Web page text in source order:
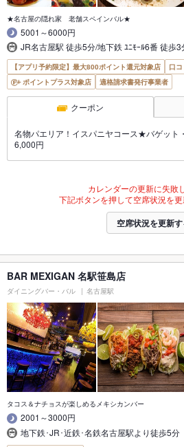
★名古屋の隠れ家 老舗スペインバル★
5001～6000円
JR名古屋駅 徒歩5分/地下鉄 ﾕﾆﾓｰﾙ6番 徒歩3
【アプリ予約限定】最大800ポイント還元対象店 口
ポイントプラス対象店
適格請求書発行事業者
クーポン
名物パエリア！イスパニヤコース★バゲット
6,000円
カレンダーの更新に失敗
下記ボタンを押して空席状況を更
空席状況を更新
BAR MEXIGAN 名駅笹島店
ダイニングバー・バル 名古屋駅
タコス＆ナチョスが楽しめるメキシカンバー
2001～3000円
地下鉄･JR･近鉄･名鉄名古屋駅より徒歩5分